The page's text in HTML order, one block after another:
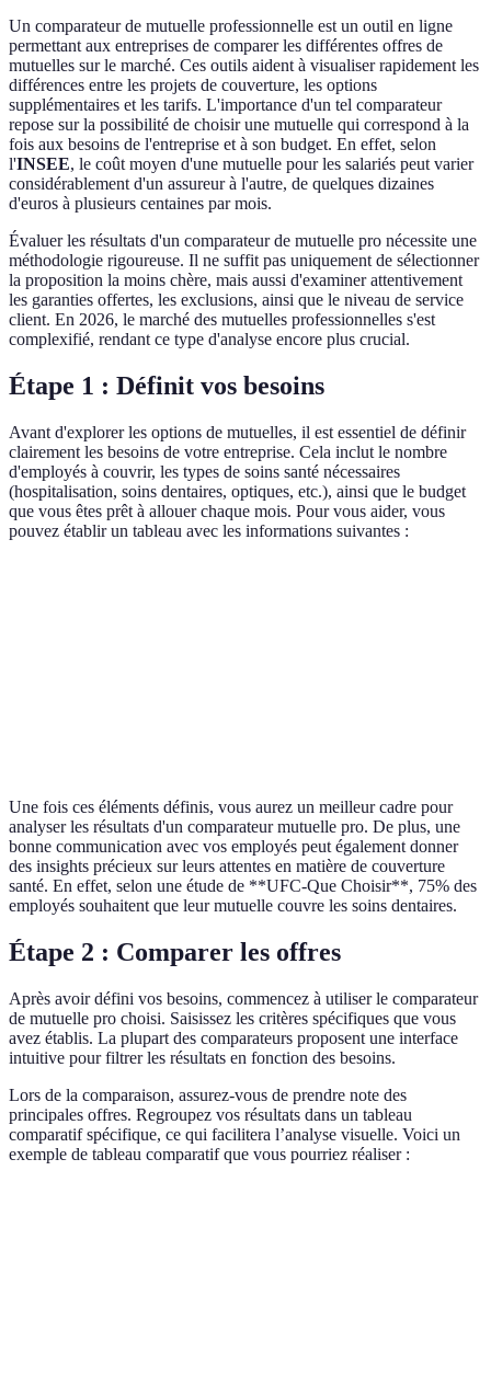
Un comparateur de mutuelle professionnelle est un outil en ligne
permettant aux entreprises de comparer les différentes offres de
mutuelles sur le marché. Ces outils aident à visualiser rapidement les
différences entre les projets de couverture, les options
supplémentaires et les tarifs. L'importance d'un tel comparateur
repose sur la possibilité de choisir une mutuelle qui correspond à la
fois aux besoins de l'entreprise et à son budget. En effet, selon
l'INSEE, le coût moyen d'une mutuelle pour les salariés peut varier
considérablement d'un assureur à l'autre, de quelques dizaines
d'euros à plusieurs centaines par mois.
Évaluer les résultats d'un comparateur de mutuelle pro nécessite une
méthodologie rigoureuse. Il ne suffit pas uniquement de sélectionner
la proposition la moins chère, mais aussi d'examiner attentivement
les garanties offertes, les exclusions, ainsi que le niveau de service
client. En 2026, le marché des mutuelles professionnelles s'est
complexifié, rendant ce type d'analyse encore plus crucial.
Étape 1 : Définit vos besoins
Avant d'explorer les options de mutuelles, il est essentiel de définir
clairement les besoins de votre entreprise. Cela inclut le nombre
d'employés à couvrir, les types de soins santé nécessaires
(hospitalisation, soins dentaires, optiques, etc.), ainsi que le budget
que vous êtes prêt à allouer chaque mois. Pour vous aider, vous
pouvez établir un tableau avec les informations suivantes :
Une fois ces éléments définis, vous aurez un meilleur cadre pour
analyser les résultats d'un comparateur mutuelle pro. De plus, une
bonne communication avec vos employés peut également donner
des insights précieux sur leurs attentes en matière de couverture
santé. En effet, selon une étude de **UFC-Que Choisir**, 75% des
employés souhaitent que leur mutuelle couvre les soins dentaires.
Étape 2 : Comparer les offres
Après avoir défini vos besoins, commencez à utiliser le comparateur
de mutuelle pro choisi. Saisissez les critères spécifiques que vous
avez établis. La plupart des comparateurs proposent une interface
intuitive pour filtrer les résultats en fonction des besoins.
Lors de la comparaison, assurez-vous de prendre note des
principales offres. Regroupez vos résultats dans un tableau
comparatif spécifique, ce qui facilitera l’analyse visuelle. Voici un
exemple de tableau comparatif que vous pourriez réaliser :